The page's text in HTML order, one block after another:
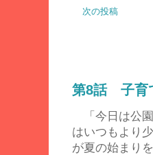
次の投稿
第8話 子育
「今日は公
はいつもより
が夏の始まり